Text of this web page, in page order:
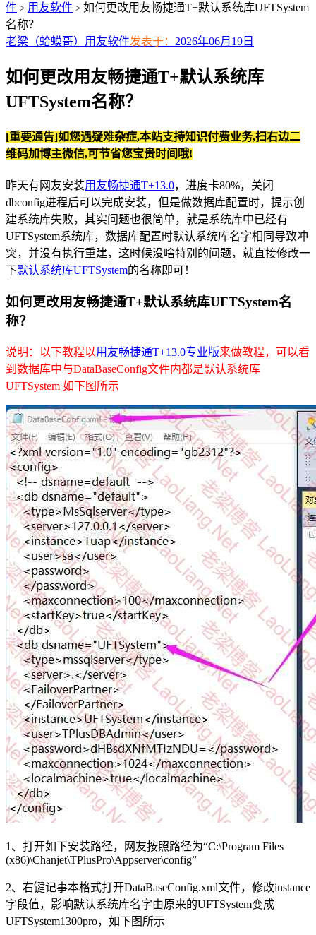
件 > 用友软件 > 如何更改用友畅捷通T+默认系统库UFTSystem
名称？
老梁（蛤蟆哥） 用友软件发表于： 2026年06月19日
如何更改用友畅捷通T+默认系统库
UFTSystem名称？
[重要通告]如您遇疑难杂症,本站支持知识付费业务,扫右边二
维码加博主微信,可节省您宝贵时间哦!
昨天有网友安装用友畅捷通T+13.0，进度卡80%，关闭
dbconfig进程后可以完成安装，但是做数据库配置时，提示创
建系统库失败，其实问题也很简单，就是系统库中已经有
UFTSystem系统库，数据库配置时默认系统库名字相同导致冲
突，并没有执行重建，这时候没啥特别的问题，就直接修改一
下默认系统库UFTSystem的名称即可！
如何更改用友畅捷通T+默认系统库UFTSystem名
称？
说明：以下教程以用友畅捷通T+13.0专业版来做教程，可以看
到数据库中与DataBaseConfig文件内都是默认系统库
UFTSystem 如下图所示
1、打开如下安装路径，网友按照路径为“C:\Program Files
(x86)\Chanjet\TPlusPro\Appserver\config”
2、右键记事本格式打开DataBaseConfig.xml文件，修改instance
字段值，影响默认系统库名字由原来的UFTSystem变成
UFTSystem1300pro，如下图所示